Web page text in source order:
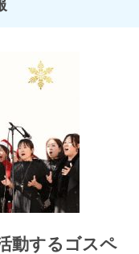
動するゴスペ